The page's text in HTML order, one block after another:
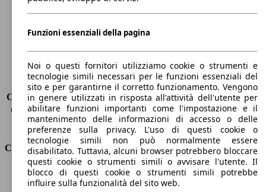
Larghezza
Peso massimo
2130 kg
Sedili
5
Carico sul tetto
-
Capacità di traino (senza freni) -
Capacità di traino (con freni)
1500 kg
Volume del bagagliaio
597 - 983 l
Consumi
Emissioni di CO2*
112 g/km (komb.)
Consumo (urbano)
4.8 l/100km
Funzioni essenziali della pagina
Noi o questi fornitori utilizziamo cookie o strumenti e
tecnologie simili necessari per le funzioni essenziali del
sito e per garantirne il corretto funzionamento. Vengono
in genere utilizzati in risposta all'attività dell'utente per
abilitare funzioni importanti come l'impostazione e il
mantenimento delle informazioni di accesso o delle
preferenze sulla privacy. L'uso di questi cookie o
tecnologie simili non può normalmente essere
disabilitato. Tuttavia, alcuni browser potrebbero bloccare
questi cookie o strumenti simili o avvisare l'utente. Il
blocco di questi cookie o strumenti simili potrebbe
influire sulla funzionalità del sito web.